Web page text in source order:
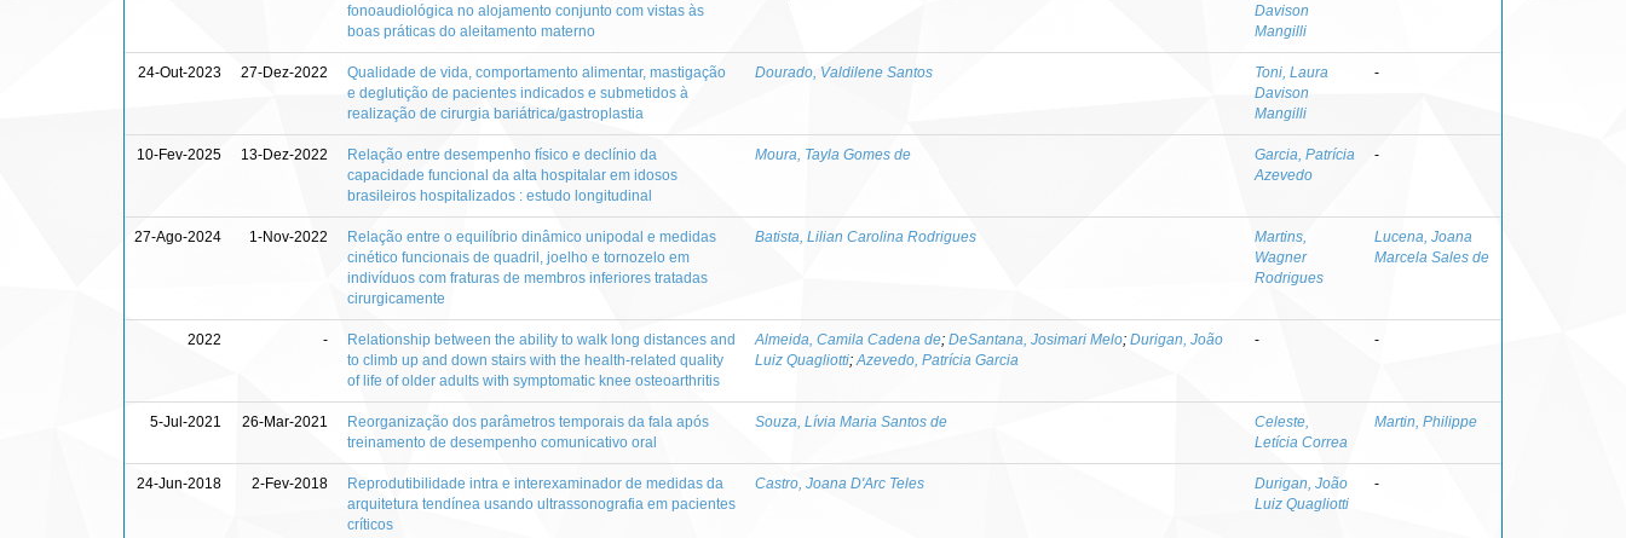
fonoaudiológica no alojamento conjunto com vistas às
boas práticas do aleitamento materno
Davison
Mangilli
24-Out-2023 27-Dez-2022
Qualidade de vida, comportamento alimentar, mastigação
e deglutição de pacientes indicados e submetidos à
realização de cirurgia bariátrica/gastroplastia
Dourado, Valdilene Santos
Toni, Laura
Davison
Mangilli
-
10-Fev-2025 13-Dez-2022
Relação entre desempenho físico e declínio da
capacidade funcional da alta hospitalar em idosos
brasileiros hospitalizados : estudo longitudinal
Moura, Tayla Gomes de
Garcia, Patrícia
Azevedo
-
27-Ago-2024 1-Nov-2022
Relação entre o equilíbrio dinâmico unipodal e medidas
cinético funcionais de quadril, joelho e tornozelo em
indivíduos com fraturas de membros inferiores tratadas
cirurgicamente
Batista, Lilian Carolina Rodrigues
Martins,
Wagner
Rodrigues
Lucena, Joana
Marcela Sales de
2022 -
Relationship between the ability to walk long distances and
to climb up and down stairs with the health-related quality
of life of older adults with symptomatic knee osteoarthritis
Almeida, Camila Cadena de; DeSantana, Josimari Melo; Durigan, João
Luiz Quagliotti; Azevedo, Patrícia Garcia
- -
5-Jul-2021 26-Mar-2021
Reorganização dos parâmetros temporais da fala após
treinamento de desempenho comunicativo oral
Souza, Lívia Maria Santos de
Celeste,
Letícia Correa
Martin, Philippe
24-Jun-2018 2-Fev-2018
Reprodutibilidade intra e interexaminador de medidas da
arquitetura tendínea usando ultrassonografia em pacientes
críticos
Castro, Joana D'Arc Teles
Durigan, João
Luiz Quagliotti
-